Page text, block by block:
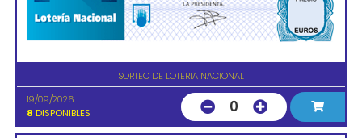
SORTEO DE LOTERIA NACIONAL
19/09/2026
8 DISPONIBLES 0